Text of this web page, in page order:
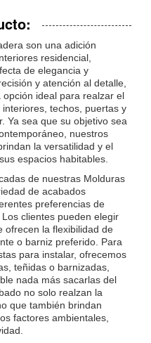
son una adición
residencial,
de elegancia y
y atención al detalle,
ideal para realzar el
techos, puertas y
Ya sea que su objetivo sea
nuestros
la versatilidad y el
espacios habitables.
de nuestras Molduras
de acabados
preferencias de
clientes pueden elegir
ofrecen la flexibilidad de
o barniz preferido. Para
para instalar, ofrecemos
teñidas o barnizadas,
nada más sacarlas del
no solo realzan la
que también brindan
factores ambientales,